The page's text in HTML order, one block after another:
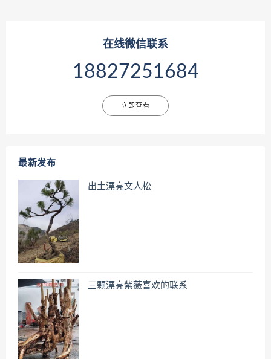
在线微信联系
18827251684
立即查看
最新发布
出土漂亮文人松
三颗漂亮紫薇喜欢的联系